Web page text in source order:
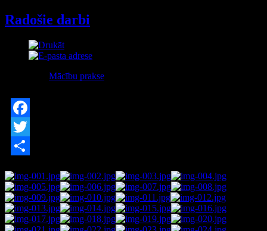
Radošie darbi
Mācību prakse
Facebook
Twitter